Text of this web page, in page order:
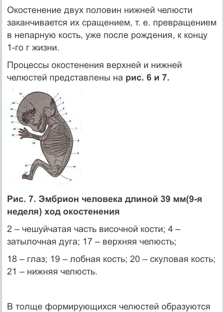
Окостенение двух половин нижней челюсти
заканчивается их сращением, т. е. превращением
в непарную кость, уже после рождения, к концу
1-го г жизни.
Процессы окостенения верхней и нижней
челюстей представлены на рис. 6 и 7.
Рис. 7. Эмбрион человека длиной 39 мм(9-я
неделя) ход окостенения
2 – чешуйчатая часть височной кости; 4 –
затылочная дуга; 17 – верхняя челюсть;
18 – глаз; 19 – лобная кость; 20 – скуловая кость;
21 – нижняя челюсть.
В толще формирующихся челюстей образуются